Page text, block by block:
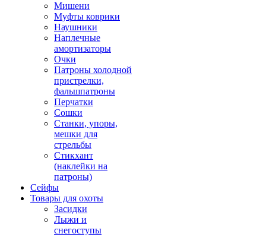
Мишени
Муфты коврики
Наушники
Наплечные
амортизаторы
Очки
Патроны холодной
пристрелки,
фальшпатроны
Перчатки
Сошки
Станки, упоры,
мешки для
стрельбы
Стикхант
(наклейки на
патроны)
Сейфы
Товары для охоты
Засидки
Лыжи и
снегоступы